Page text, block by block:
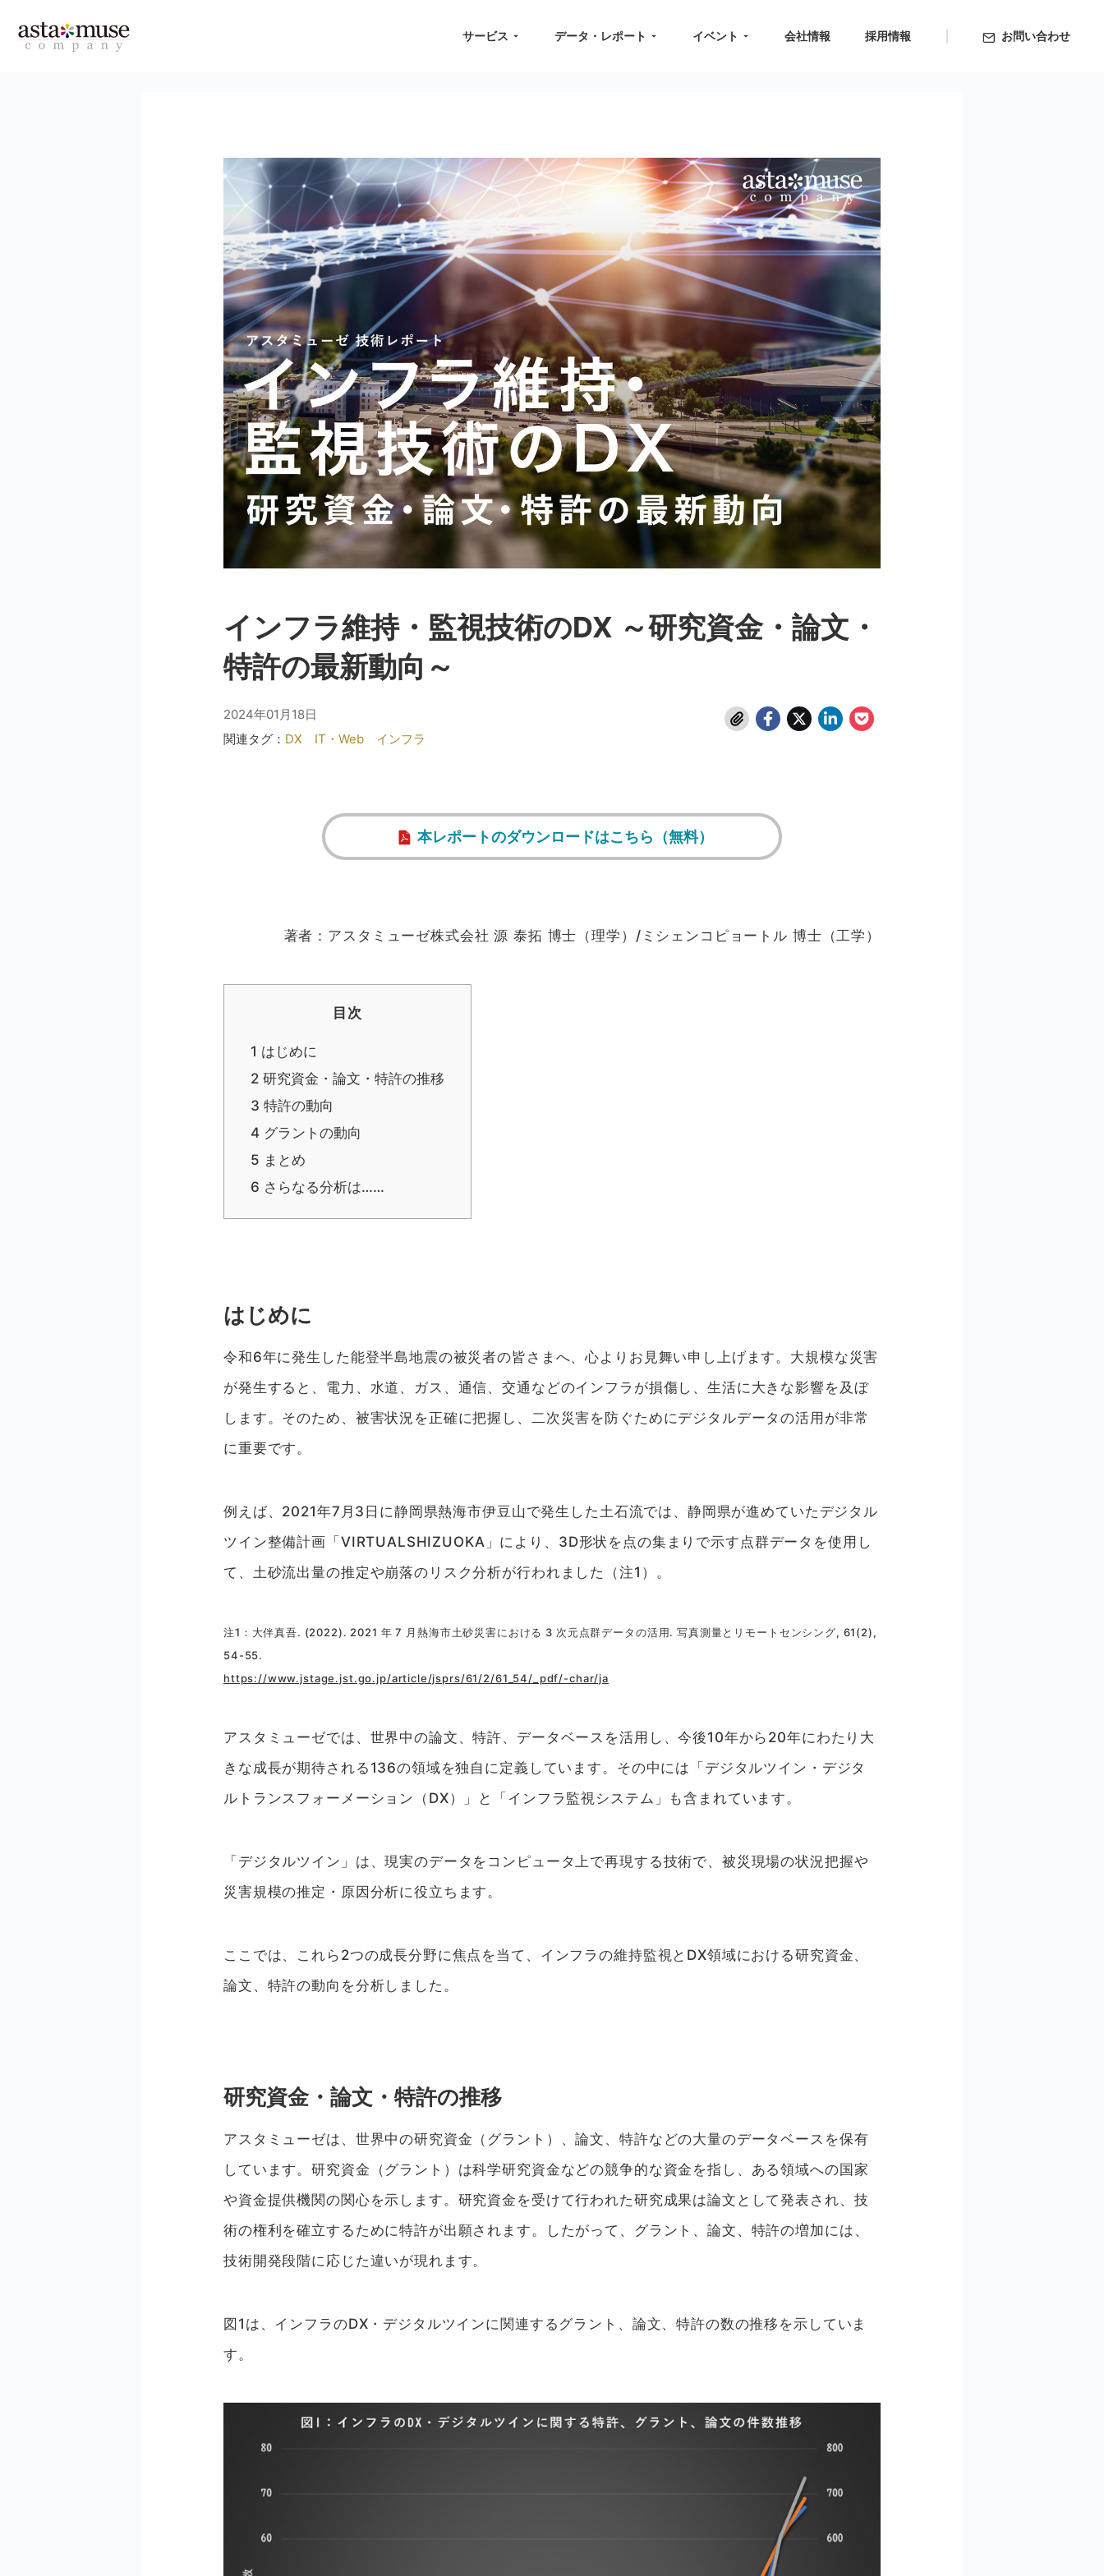
サービス データ・レポート イベント 会社情報 採用情報 お問い合わせ
インフラ維持・監視技術のDX ～研究資金・論文・
特許の最新動向～
2024年01月18日
関連タグ： DX IT・Web インフラ
本レポートのダウンロードはこちら（無料）
著者：アスタミューゼ株式会社 源 泰拓 博士（理学）/ミシェンコピョートル 博士（工学）
目次
1 はじめに
2 研究資金・論文・特許の推移
3 特許の動向
4 グラントの動向
5 まとめ
6 さらなる分析は……
はじめに
令和6年に発生した能登半島地震の被災者の皆さまへ、心よりお見舞い申し上げます。大規模な災害
が発生すると、電力、水道、ガス、通信、交通などのインフラが損傷し、生活に大きな影響を及ぼ
します。そのため、被害状況を正確に把握し、二次災害を防ぐためにデジタルデータの活用が非常
に重要です。
例えば、2021年7月3日に静岡県熱海市伊豆山で発生した土石流では、静岡県が進めていたデジタル
ツイン整備計画「VIRTUALSHIZUOKA」により、3D形状を点の集まりで示す点群データを使用し
て、土砂流出量の推定や崩落のリスク分析が行われました（注1）。
注1：大伴真吾. (2022). 2021 年 7 月熱海市土砂災害における 3 次元点群データの活用. 写真測量とリモートセンシング, 61(2),
54-55.
https://www.jstage.jst.go.jp/article/jsprs/61/2/61_54/_pdf/-char/ja
アスタミューゼでは、世界中の論文、特許、データベースを活用し、今後10年から20年にわたり大
きな成長が期待される136の領域を独自に定義しています。その中には「デジタルツイン・デジタ
ルトランスフォーメーション（DX）」と「インフラ監視システム」も含まれています。
「デジタルツイン」は、現実のデータをコンピュータ上で再現する技術で、被災現場の状況把握や
災害規模の推定・原因分析に役立ちます。
ここでは、これら2つの成長分野に焦点を当て、インフラの維持監視とDX領域における研究資金、
論文、特許の動向を分析しました。
研究資金・論文・特許の推移
アスタミューゼは、世界中の研究資金（グラント）、論文、特許などの大量のデータベースを保有
しています。研究資金（グラント）は科学研究資金などの競争的な資金を指し、ある領域への国家
や資金提供機関の関心を示します。研究資金を受けて行われた研究成果は論文として発表され、技
術の権利を確立するために特許が出願されます。したがって、グラント、論文、特許の増加には、
技術開発段階に応じた違いが現れます。
図1は、インフラのDX・デジタルツインに関連するグラント、論文、特許の数の推移を示していま
す。